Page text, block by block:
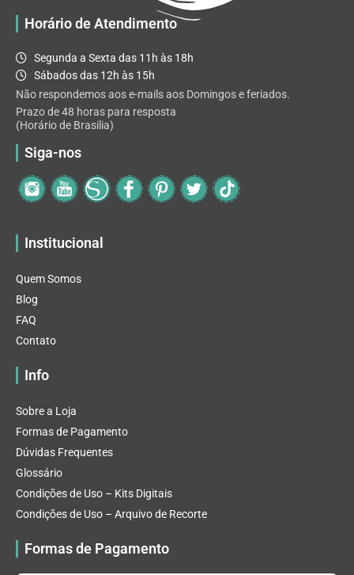
Horário de Atendimento
Segunda a Sexta das 11h às 18h
Sábados das 12h às 15h
Não respondemos aos e-mails aos Domingos e feriados.
Prazo de 48 horas para resposta
(Horário de Brasilia)
Siga-nos
Institucional
Quem Somos
Blog
FAQ
Contato
Info
Sobre a Loja
Formas de Pagamento
Dúvidas Frequentes
Glossário
Condições de Uso – Kits Digitais
Condições de Uso – Arquivo de Recorte
Formas de Pagamento